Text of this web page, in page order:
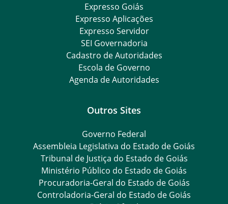
Expresso Goiás
Expresso Aplicações
Expresso Servidor
SEI Governadoria
Cadastro de Autoridades
Escola de Governo
Agenda de Autoridades
Outros Sites
Governo Federal
Assembleia Legislativa do Estado de Goiás
Tribunal de Justiça do Estado de Goiás
Ministério Público do Estado de Goiás
Procuradoria-Geral do Estado de Goiás
Controladoria-Geral do Estado de Goiás